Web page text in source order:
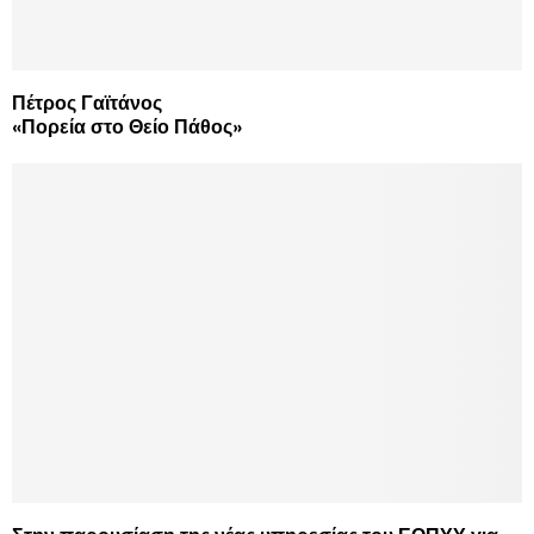
Πέτρος Γαϊτάνος
«Πορεία στο Θείο Πάθος»